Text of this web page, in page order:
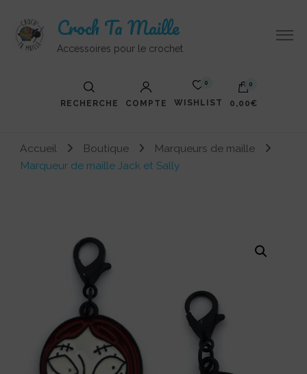
Croch Ta Maille
Accessoires pour le crochet
RECHERCHE COMPTE
0
WISHLIST
0
0,00€
Accueil Boutique
Marqueurs de maille
Marqueur de maille Jack et Sally